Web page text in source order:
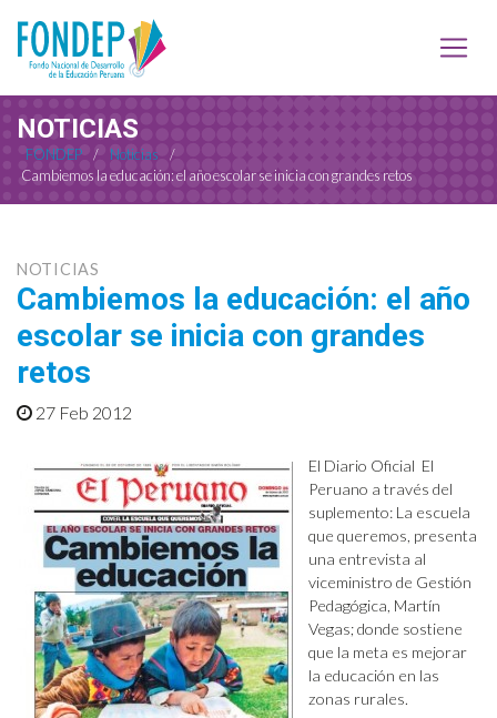
NOTICIAS
FONDEP / Noticias
/
Cambiemos la educación: el año escolar se inicia con grandes retos
NOTICIAS
Cambiemos la educación: el año
escolar se inicia con grandes
retos
27 Feb 2012
El Diario Oficial El
Peruano a través del
suplemento: La escuela
que queremos, presenta
una entrevista al
viceministro de Gestión
Pedagógica, Martín
Vegas; donde sostiene
que la meta es mejorar
la educación en las
zonas rurales.